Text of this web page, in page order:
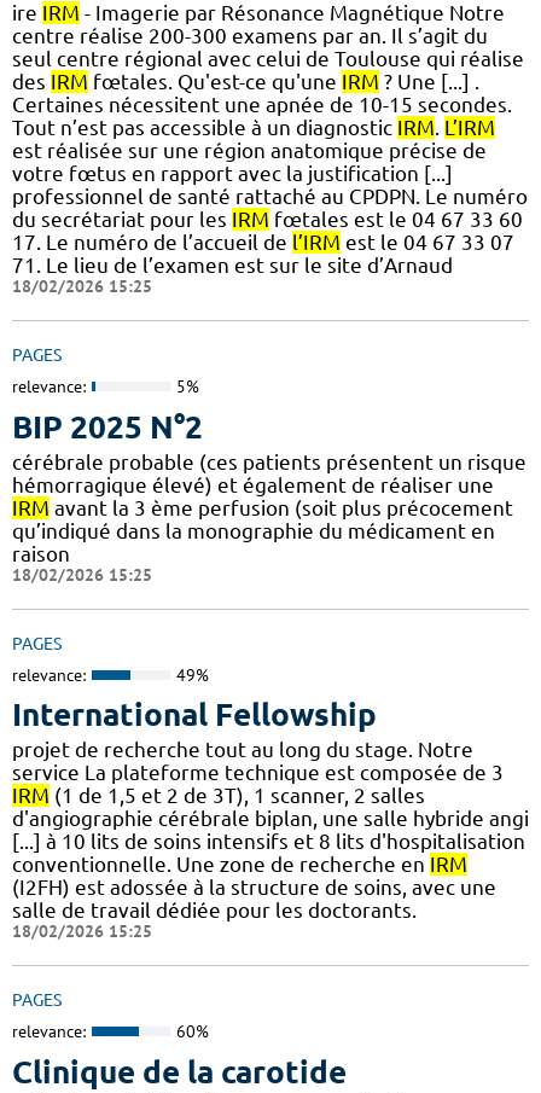
ire IRM - Imagerie par Résonance Magnétique Notre
centre réalise 200-300 examens par an. Il s’agit du
seul centre régional avec celui de Toulouse qui réalise
des IRM fœtales. Qu'est-ce qu'une IRM ? Une [...] .
Certaines nécessitent une apnée de 10-15 secondes.
Tout n’est pas accessible à un diagnostic IRM. L’IRM
est réalisée sur une région anatomique précise de
votre fœtus en rapport avec la justification [...]
professionnel de santé rattaché au CPDPN. Le numéro
du secrétariat pour les IRM fœtales est le 04 67 33 60
17. Le numéro de l’accueil de l’IRM est le 04 67 33 07
71. Le lieu de l’examen est sur le site d’Arnaud
18/02/2026 15:25
PAGES
relevance: 5%
BIP 2025 N°2
cérébrale probable (ces patients présentent un risque
hémorragique élevé) et également de réaliser une
IRM avant la 3 ème perfusion (soit plus précocement
qu’indiqué dans la monographie du médicament en
raison
18/02/2026 15:25
PAGES
relevance: 49%
International Fellowship
projet de recherche tout au long du stage. Notre
service La plateforme technique est composée de 3
IRM (1 de 1,5 et 2 de 3T), 1 scanner, 2 salles
d'angiographie cérébrale biplan, une salle hybride angi
[...] à 10 lits de soins intensifs et 8 lits d'hospitalisation
conventionnelle. Une zone de recherche en IRM
(I2FH) est adossée à la structure de soins, avec une
salle de travail dédiée pour les doctorants.
18/02/2026 15:25
PAGES
relevance: 60%
Clinique de la carotide